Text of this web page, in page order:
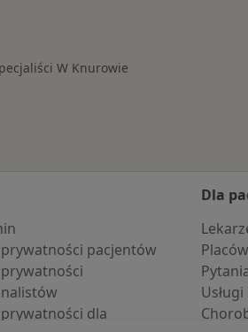
W Knurowie
pacjentów
dla
Dla